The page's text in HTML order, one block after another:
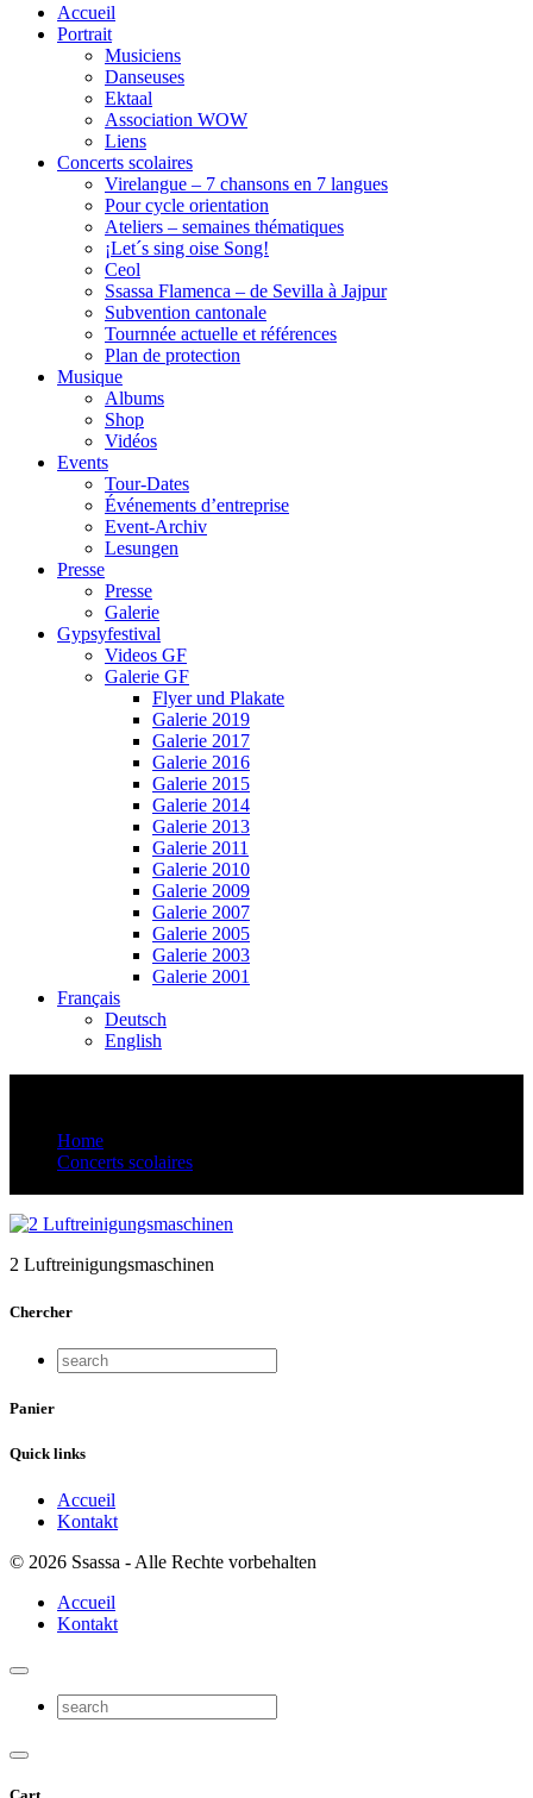
Accueil
Portrait
Musiciens
Danseuses
Ektaal
Association WOW
Liens
Concerts scolaires
Virelangue – 7 chansons en 7 langues
Pour cycle orientation
Ateliers – semaines thématiques
¡Let´s sing oise Song!
Ceol
Ssassa Flamenca – de Sevilla à Jajpur
Subvention cantonale
Tournnée actuelle et références
Plan de protection
Musique
Albums
Shop
Vidéos
Events
Tour-Dates
Événements d’entreprise
Event-Archiv
Lesungen
Presse
Presse
Galerie
Gypsyfestival
Videos GF
Galerie GF
Flyer und Plakate
Galerie 2019
Galerie 2017
Galerie 2016
Galerie 2015
Galerie 2014
Galerie 2013
Galerie 2011
Galerie 2010
Galerie 2009
Galerie 2007
Galerie 2005
Galerie 2003
Galerie 2001
Français
Deutsch
English
Home
Concerts scolaires
2 Luftreinigungsmaschinen
Chercher
Panier
Quick links
Accueil
Kontakt
© 2026 Ssassa - Alle Rechte vorbehalten
Accueil
Kontakt